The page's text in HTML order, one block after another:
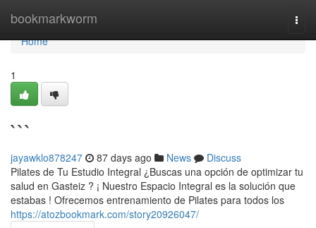
bookmarkworm
Home
Home
1
```
jayawklo878247 87 days ago News
Discuss
Pilates de Tu Estudio Integral ¿Buscas una opción de optimizar tu
salud en Gasteiz ? ¡ Nuestro Espacio Integral es la solución que
estabas ! Ofrecemos entrenamiento de Pilates para todos los
https://atozbookmark.com/story20926047/